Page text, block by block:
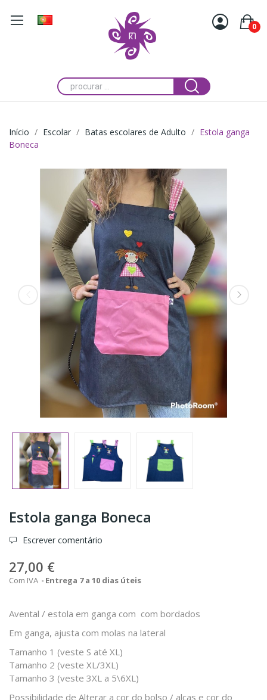
0
Início Escolar Batas escolares de Adulto
Estola ganga
Boneca
Estola ganga Boneca
Escrever comentário
27,00 €
Com IVA Entrega 7 a 10 dias úteis
Avental / estola em ganga com com bordados
Em ganga, ajusta com molas na lateral
Tamanho 1 (veste S até XL)
Tamanho 2 (veste XL/3XL)
Tamanho 3 (veste 3XL a 5\6XL)
Possibilidade de Alterar a cor do bolso / alças e cor do